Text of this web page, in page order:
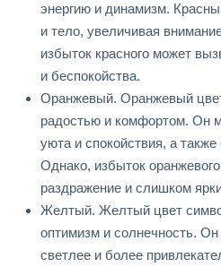
энергию и динамизм.
и тело, увеличивая
избыток красного может
и беспокойства.
Оранжевый. Оранжевый
радостью и комфортом. Он
уюта и спокойствия, а также
Однако, избыток
раздражение и слишком
Желтый. Желтый цвет
оптимизм и солнечность.
светлее и более